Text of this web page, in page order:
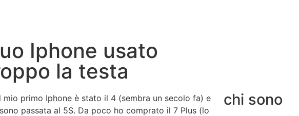
Iphone usato
la testa
mio primo Iphone è stato il 4 (sembra un secolo fa) e
passata al 5S. Da poco ho comprato il 7 Plus (lo
chi sono